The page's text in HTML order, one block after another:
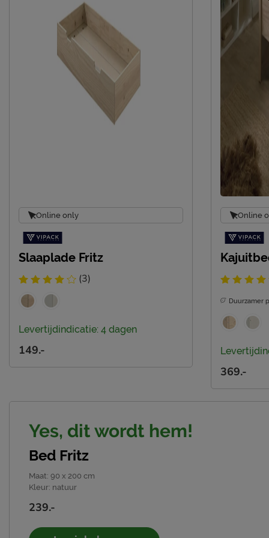
België
Online only
Slaaplade Fritz
(3)
Levertijdindicatie: 4 dagen
149.-
Online
Duurzamer
369.-
Yes, dit wordt hem!
Bed Fritz
Maat: 90 x 200 cm
Kleur: natuur
239.-